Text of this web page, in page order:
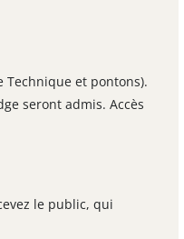
Technique et pontons).
seront admis. Accès
le public, qui